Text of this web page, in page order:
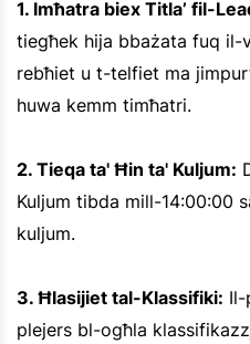
1. Imħatra biex Titla’ fil-
tiegħek hija bbażata fuq
rebħiet u t-telfiet ma
huwa kemm timħatri.
2. Tieqa ta' Ħin ta' Kuljum:
Kuljum tibda mill-14:00:00
kuljum.
3. Ħlasijiet tal-Klassifiki: Il-
plejers bl-ogħla